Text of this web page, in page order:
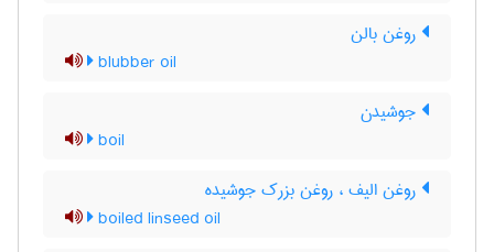
روغن بالن
blubber oil
جوشیدن
boil
روغن الیف ، روغن بزرک جوشیده
boiled linseed oil